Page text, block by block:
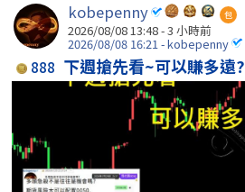
kobepenny 包
2026/08/08 13:48 -3 小時前
2026/08/08 16:21 - kobepenny
888 下週搶先看~可以賺多遠?